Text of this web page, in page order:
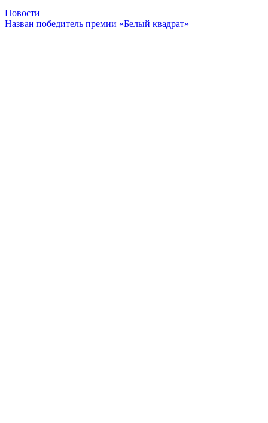
Новости
Назван победитель премии «Белый квадрат»